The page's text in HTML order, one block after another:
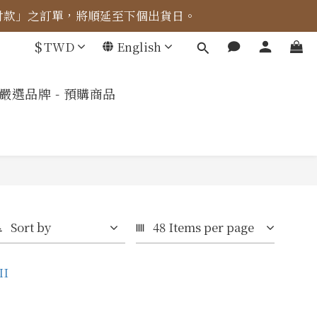
計算。
」之訂單，將順延至下個出貨日。
算。
$TWD English
嚴選品牌 - 預購商品
Sort by 48 Items per page